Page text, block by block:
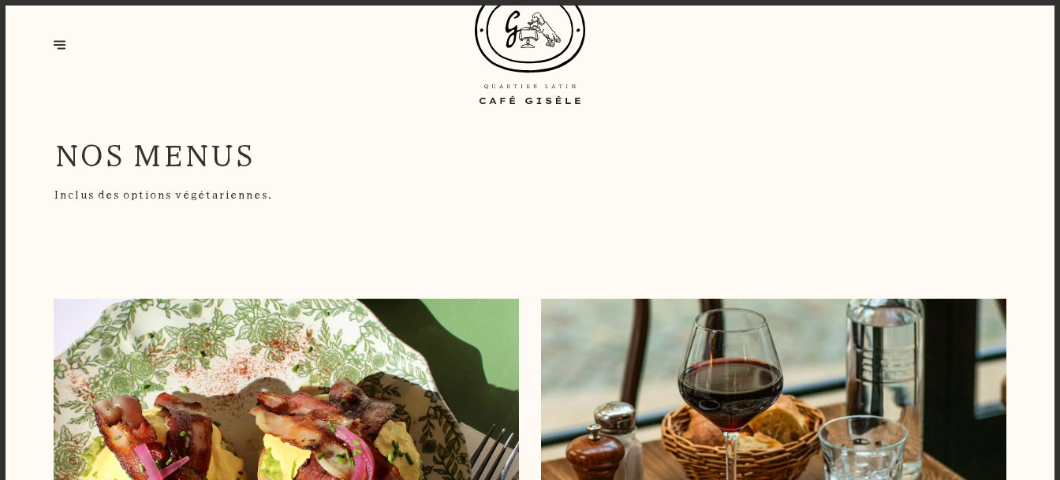
NOS MENUS
Inclus des options végétariennes.